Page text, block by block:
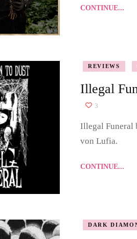
CONTINUE...
REVIEWS
Illegal
3
Illegal Funeral
von Lufia.
CONTINUE...
DARK